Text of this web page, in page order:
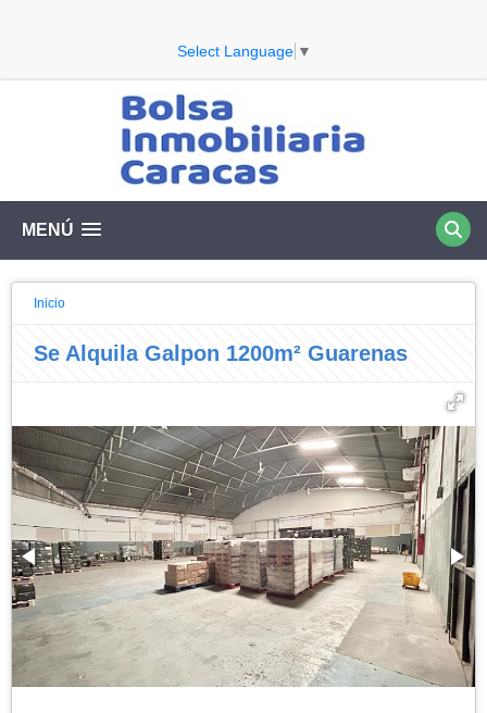
Select Language ▼
MENÚ
Inicio
Se Alquila Galpon 1200m² Guarenas